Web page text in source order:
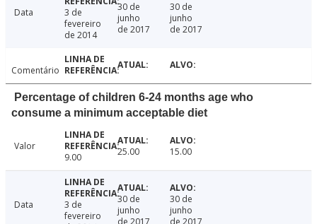
Data
3 de
fevereiro
de 2014
30 de
junho
de 2017
30 de
junho
de 2017
Comentário
Percentage of children 6-24 months age who
consume a minimum acceptable diet
Valor
9.00
25.00 15.00
Data
3 de
fevereiro
30 de
junho
30 de
junho